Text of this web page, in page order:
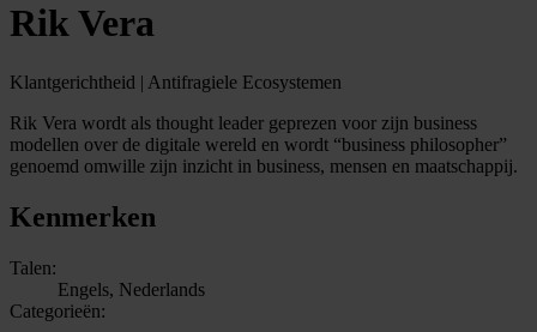
Rik Vera
Klantgerichtheid | Antifragiele Ecosystemen
Rik Vera wordt als thought leader geprezen voor zijn business
modellen over de digitale wereld en wordt “business philosopher”
genoemd omwille zijn inzicht in business, mensen en maatschappij.
Kenmerken
Talen:
Engels, Nederlands
Categorieën: